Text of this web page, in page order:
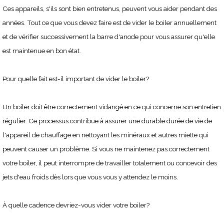
Ces appareils, s'ils sont bien entretenus, peuvent vous aider pendant des
années. Tout ce que vous devez faire est de vider le boiler annuellement
et de vérifier successivement la barre d'anode pour vous assurer qu'elle
est maintenue en bon état.
Pour quelle fait est-il important de vider le boiler?
Un boiler doit être correctement vidangé en ce qui concerne son entretien
régulier. Ce processus contribue à assurer une durable durée de vie de
l'appareil de chauffage en nettoyant les minéraux et autres miette qui
peuvent causer un problème. Si vous ne maintenez pas correctement
votre boiler, il peut interrompre de travailler totalement ou concevoir des
jets d'eau froids dès lors que vous vous y attendez le moins.
À quelle cadence devriez-vous vider votre boiler?